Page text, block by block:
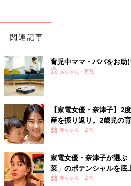
関連記事
育児中ママ・パパをお助
赤ちゃん・育児
【家電女優・奈津子】2
産を振り返り。2歳児の
赤ちゃん・育児
家電女優・奈津子が選ぶ
菜」のポテンシャルを底
赤ちゃん・育児